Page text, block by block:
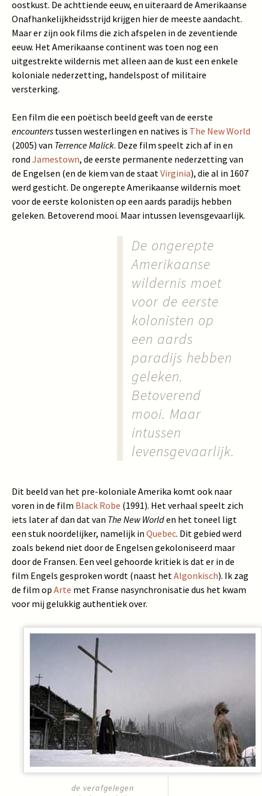
oostkust. De achttiende eeuw, en uiteraard de Amerikaanse
Onafhankelijkheidsstrijd krijgen hier de meeste aandacht.
Maar er zijn ook films die zich afspelen in de zeventiende
eeuw. Het Amerikaanse continent was toen nog een
uitgestrekte wildernis met alleen aan de kust een enkele
koloniale nederzetting, handelspost of militaire
versterking.
Een film die een poëtisch beeld geeft van de eerste
encounters tussen westerlingen en natives is The New World
(2005) van Terrence Malick. Deze film speelt zich af in en
rond Jamestown, de eerste permanente nederzetting van
de Engelsen (en de kiem van de staat Virginia), die al in 1607
werd gesticht. De ongerepte Amerikaanse wildernis moet
voor de eerste kolonisten op een aards paradijs hebben
geleken. Betoverend mooi. Maar intussen levensgevaarlijk.
De ongerepte
Amerikaanse
wildernis moet
voor de eerste
kolonisten op
een aards
paradijs hebben
geleken.
Betoverend
mooi. Maar
intussen
levensgevaarlijk.
Dit beeld van het pre-koloniale Amerika komt ook naar
voren in de film Black Robe (1991). Het verhaal speelt zich
iets later af dan dat van The New Worlden het toneel ligt
een stuk noordelijker, namelijk in Quebec. Dit gebied werd
zoals bekend niet door de Engelsen gekoloniseerd maar
door de Fransen. Een veel gehoorde kritiek is dat er in de
film Engels gesproken wordt (naast het Algonkisch). Ik zag
de film op Arte met Franse nasynchronisatie dus het kwam
voor mij gelukkig authentiek over.
de verafgelegen